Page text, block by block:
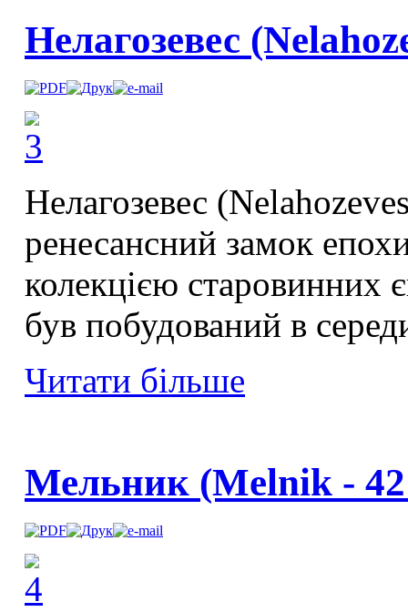
Нелагозевес
Нелагозевес
ренесансний замок
колекцією старовинних
був побудований в
Читати більше
Мельник (Melnik -